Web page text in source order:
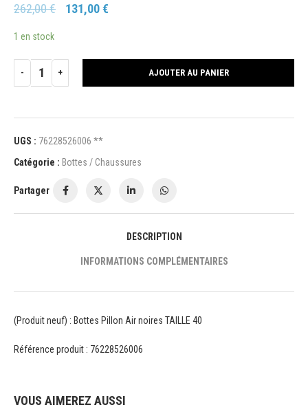
262,00€ 131,00€
1 en stock
AJOUTER AU PANIER
UGS : 76228526006 **
Catégorie : Bottes / Chaussures
Partager
DESCRIPTION
INFORMATIONS COMPLÉMENTAIRES
(Produit neuf) : Bottes Pillon Air noires TAILLE 40
Référence produit : 76228526006
VOUS AIMEREZ AUSSI